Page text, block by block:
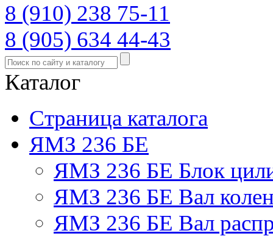
8 (910) 238 75-11
8 (905) 634 44-43
Каталог
Страница каталога
ЯМЗ 236 БЕ
ЯМЗ 236 БЕ Блок
ЯМЗ 236 БЕ Вал
ЯМЗ 236 БЕ Вал